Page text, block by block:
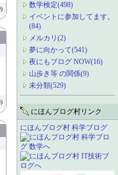
数学検定(498)
イベントに参加してます。
(84)
メルカリ(2)
夢に向かって(541)
夜にもブログ NOW(16)
山歩き等 の関係(9)
未分類(529)
にほんブログ村リンク
にほんブログ村 科学ブログ